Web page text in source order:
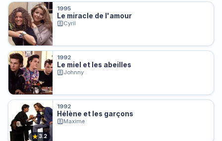
1995
Le miracle de l'amour
Cyril
1992
Le miel et les abeilles
Johnny
★ 3.2
1992
Hélène et les garçons
Maxime